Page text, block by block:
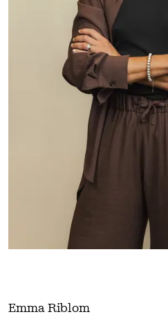
Emma Riblom